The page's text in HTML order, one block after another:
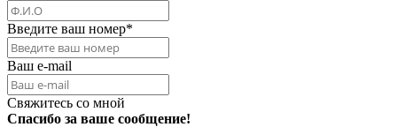
Введите ваш номер*
Ваш e-mail
Свяжитесь со мной
Спасибо за ваше сообщение!